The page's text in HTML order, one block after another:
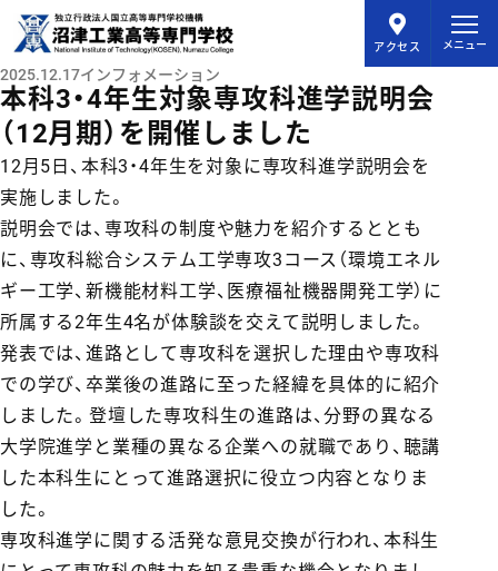
アクセス メニュー
本科3・4年生対象専攻科進学説明会
（12月期）を開催しました
2025.12.17インフォメーション
12月5日、本科3・4年生を対象に専攻科進学説明会を
実施しました。
説明会では、専攻科の制度や魅力を紹介するととも
に、専攻科総合システム工学専攻3コース（環境エネル
ギー工学、新機能材料工学、医療福祉機器開発工学）に
所属する2年生4名が体験談を交えて説明しました。
発表では、進路として専攻科を選択した理由や専攻科
での学び、卒業後の進路に至った経緯を具体的に紹介
しました。登壇した専攻科生の進路は、分野の異なる
大学院進学と業種の異なる企業への就職であり、聴講
した本科生にとって進路選択に役立つ内容となりま
した。
専攻科進学に関する活発な意見交換が行われ、本科生